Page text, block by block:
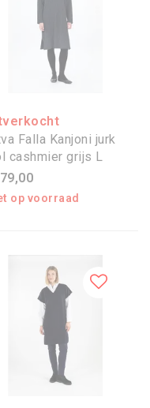
Falla Kanjoni jurk
cashmier grijs L
op voorraad